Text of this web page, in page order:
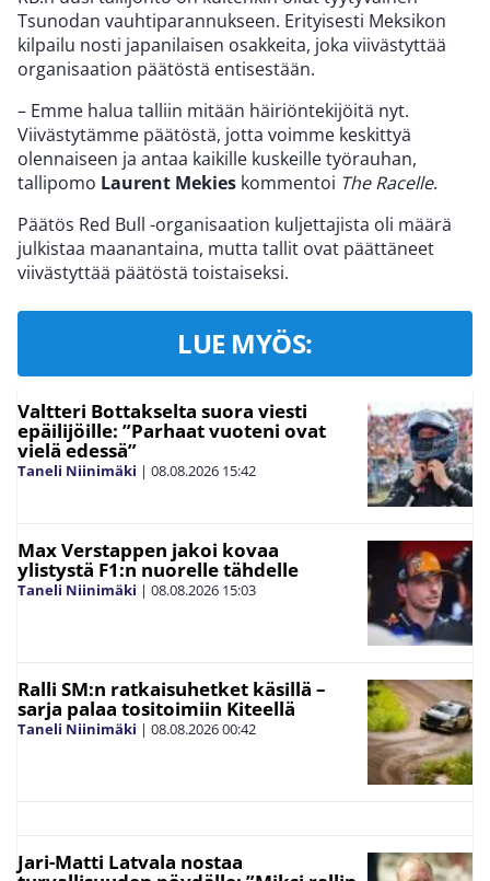
Tsunodan vauhtiparannukseen. Erityisesti Meksikon
kilpailu nosti japanilaisen osakkeita, joka viivästyttää
organisaation päätöstä entisestään.
– Emme halua talliin mitään häiriöntekijöitä nyt.
Viivästytämme päätöstä, jotta voimme keskittyä
olennaiseen ja antaa kaikille kuskeille työrauhan,
tallipomo Laurent Mekies kommentoi The Racelle.
Päätös Red Bull -organisaation kuljettajista oli määrä
julkistaa maanantaina, mutta tallit ovat päättäneet
viivästyttää päätöstä toistaiseksi.
LUE MYÖS:
Valtteri Bottakselta suora viesti
epäilijöille: ”Parhaat vuoteni ovat
vielä edessä”
Taneli Niinimäki | 08.08.2026 15:42
Max Verstappen jakoi kovaa
ylistystä F1:n nuorelle tähdelle
Taneli Niinimäki | 08.08.2026 15:03
Ralli SM:n ratkaisuhetket käsillä –
sarja palaa tositoimiin Kiteellä
Taneli Niinimäki | 08.08.202600:42
Jari-Matti Latvala nostaa